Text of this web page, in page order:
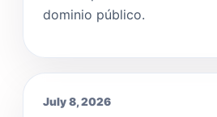
dominio público.
July 8, 2026